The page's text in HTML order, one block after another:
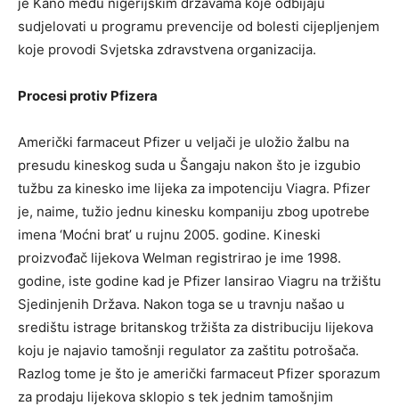
sudjelovati u programu prevencije od bolesti cijepljenjem
koje provodi Svjetska zdravstvena organizacija.
Procesi protiv Pfizera
Američki farmaceut Pfizer u veljači je uložio žalbu na
presudu kineskog suda u Šangaju nakon što je izgubio
tužbu za kinesko ime lijeka za impotenciju Viagra. Pfizer
je, naime, tužio jednu kinesku kompaniju zbog upotrebe
imena ‘Moćni brat’ u rujnu 2005. godine. Kineski
proizvođač lijekova Welman registrirao je ime 1998.
godine, iste godine kad je Pfizer lansirao Viagru na tržištu
Sjedinjenih Država. Nakon toga se u travnju našao u
središtu istrage britanskog tržišta za distribuciju lijekova
koju je najavio tamošnji regulator za zaštitu potrošača.
Razlog tome je što je američki farmaceut Pfizer sporazum
za prodaju lijekova sklopio s tek jednim tamošnjim